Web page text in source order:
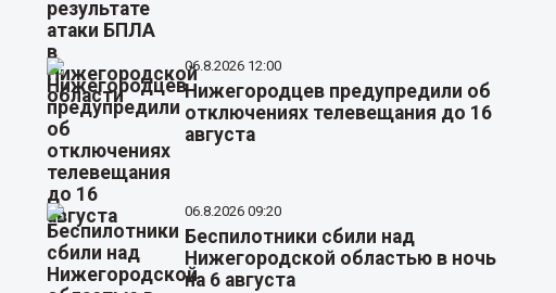
06.8.2026 12:00
Нижегородцев предупредили об
отключениях телевещания до 16
августа
06.8.2026 09:20
Беспилотники сбили над
Нижегородской областью в ночь
на 6 августа